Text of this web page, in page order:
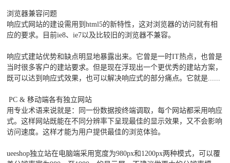
浏览器兼容问题
响应式网站的建设需用到html5的新特性，这对浏览器的访问就有相
应的要求。目前ie8、ie7以及比较旧的浏览器不兼容。
响应式建站优势和缺点明显地暴露出来。它曾是一时IT热点，也曾是
当时很多客户的建站要求。但是现在浮现出一个更优秀的建站方案，
既可以达到响应式效果，也可以解决响应式的部分痛点。它就是......
PC & 移动端各有独立网站
用专业术语来说就是：同一份数据按终端调取，每个网站都采用响应
式。这样网站既能在不同分辨率下呈现最佳的显示效果，又不会影响
访问速度。这样才能为用户提供最佳的浏览体验。
ueeshop独立站在电脑端采用宽度为980px和1200px两种模式，可以覆